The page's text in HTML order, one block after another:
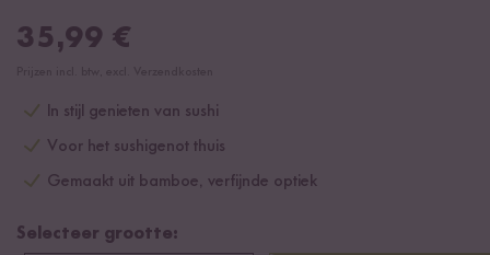
35,99 €
In stijl genieten van sushi
Voor het sushigenot thuis
Gemaakt uit bamboe, verfijnde optiek
Selecteer grootte: